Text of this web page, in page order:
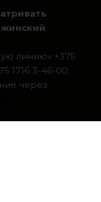
линию» +375
1716 3-46-00;
через
.